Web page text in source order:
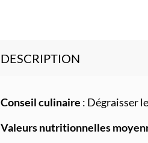
DESCRIPTION
Conseil culinaire : Dégraisser
Valeurs nutritionnelles